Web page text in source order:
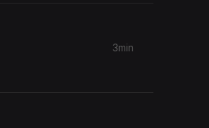
3min